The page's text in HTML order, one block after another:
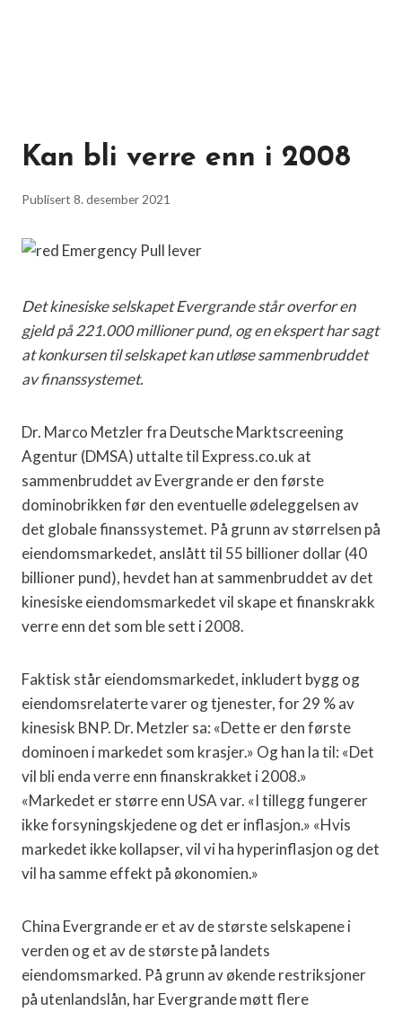
Kan bli verre enn i 2008
Publisert 8. desember 2021
Det kinesiske selskapet Evergrande står overfor en
gjeld på 221.000 millioner pund, og en ekspert har sagt
at konkursen til selskapet kan utløse sammenbruddet
av finanssystemet.
Dr. Marco Metzler fra Deutsche Marktscreening
Agentur (DMSA) uttalte til Express.co.uk at
sammenbruddet av Evergrande er den første
dominobrikken før den eventuelle ødeleggelsen av
det globale finanssystemet. På grunn av størrelsen på
eiendomsmarkedet, anslått til 55 billioner dollar (40
billioner pund), hevdet han at sammenbruddet av det
kinesiske eiendomsmarkedet vil skape et finanskrakk
verre enn det som ble sett i 2008.
Faktisk står eiendomsmarkedet, inkludert bygg og
eiendomsrelaterte varer og tjenester, for 29 % av
kinesisk BNP. Dr. Metzler sa: «Dette er den første
dominoen i markedet som krasjer.» Og han la til: «Det
vil bli enda verre enn finanskrakket i 2008.»
«Markedet er større enn USA var. «I tillegg fungerer
ikke forsyningskjedene og det er inflasjon.» «Hvis
markedet ikke kollapser, vil vi ha hyperinflasjon og det
vil ha samme effekt på økonomien.»
China Evergrande er et av de største selskapene i
verden og et av de største på landets
eiendomsmarked. På grunn av økende restriksjoner
på utenlandslån, har Evergrande møtt flere